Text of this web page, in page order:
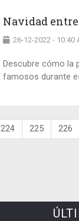
Navidad entre
26-12-2022 - 10:40
Descubre cómo la
famosos durante
224 225 226